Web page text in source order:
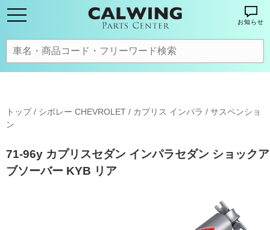
お知らせ
トップ/ シボレー CHEVROLET / カプリス インパラ / サスペンショ
ン
71-96y カプリスセダン インパラセダン ショックア
ブソーバー KYB リア